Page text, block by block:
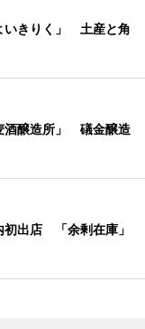
いきりく」 土産と角
酒醸造所」 礒金醸造
初出店 「余剰在庫」